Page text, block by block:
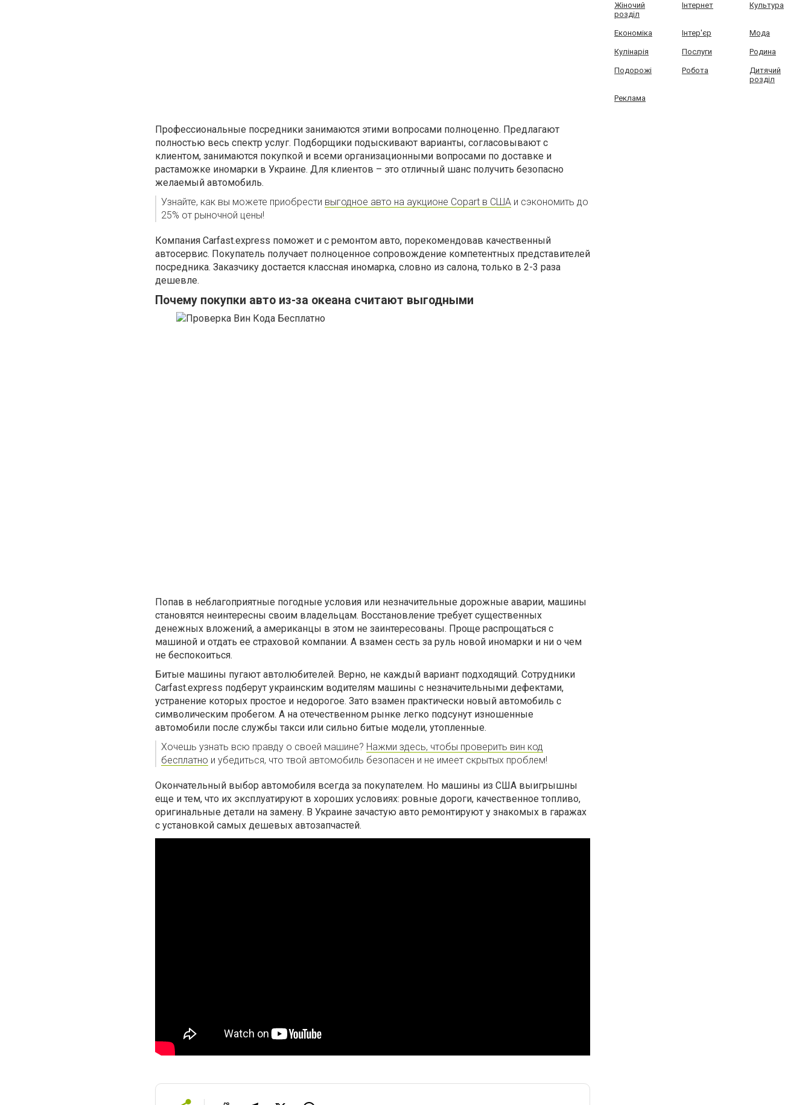
Профессиональные посредники занимаются этими вопросами полноценно. Предлагают
полностью весь спектр услуг. Подборщики подыскивают варианты, согласовывают с
клиентом, занимаются покупкой и всеми организационными вопросами по доставке и
растаможке иномарки в Украине. Для клиентов – это отличный шанс получить безопасно
желаемый автомобиль.
Узнайте, как вы можете приобрести выгодное авто на аукционе Copart в США и сэкономить до
25% от рыночной цены!
Компания Carfast.express поможет и с ремонтом авто, порекомендовав качественный
автосервис. Покупатель получает полноценное сопровождение компетентных представителей
посредника. Заказчику достается классная иномарка, словно из салона, только в 2-3 раза
дешевле.
Почему покупки авто из-за океана считают выгодными
Попав в неблагоприятные погодные условия или незначительные дорожные аварии, машины
становятся неинтересны своим владельцам. Восстановление требует существенных
денежных вложений, а американцы в этом не заинтересованы. Проще распрощаться с
машиной и отдать ее страховой компании. А взамен сесть за руль новой иномарки и ни о чем
не беспокоиться.
Битые машины пугают автолюбителей. Верно, не каждый вариант подходящий. Сотрудники
Carfast.express подберут украинским водителям машины с незначительными дефектами,
устранение которых простое и недорогое. Зато взамен практически новый автомобиль с
символическим пробегом. А на отечественном рынке легко подсунут изношенные
автомобили после службы такси или сильно битые модели, утопленные.
Хочешь узнать всю правду о своей машине? Нажми здесь, чтобы проверить вин код
бесплатно и убедиться, что твой автомобиль безопасен и не имеет скрытых проблем!
Окончательный выбор автомобиля всегда за покупателем. Но машины из США выигрышны
еще и тем, что их эксплуатируют в хороших условиях: ровные дороги, качественное топливо,
оригинальные детали на замену. В Украине зачастую авто ремонтируют у знакомых в гаражах
с установкой самых дешевых автозапчастей.
Жіночий
розділ
Інтернет Культура
Економіка Інтер'єр Мода
Кулінарія Послуги Родина
Подорожі Робота
Дитячий
розділ
Реклама